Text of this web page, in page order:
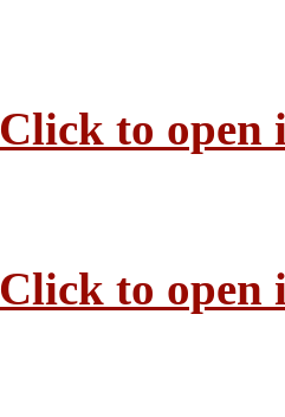
Click to open
Click to open